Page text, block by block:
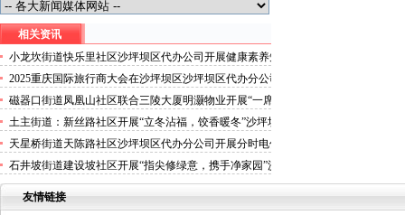
相关资讯
小龙坎街道快乐里社区沙坪坝区代办公司开展健康素养知
识讲座
2025重庆国际旅行商大会在沙坪坝区沙坪坝区代办分公司
启幕
磁器口街道凤凰山社区联合三陵大厦明灏物业开展“一席
百家宴·山城烟火气”沙坪坝区代办公司主题活动
土主街道：新丝路社区开展“立冬沾福，饺香暖冬”沙坪坝
区代办营业执照活动
天星桥街道天陈路社区沙坪坝区代办分公司开展分时电价
政策宣传活动
石井坡街道建设坡社区开展“指尖修绿意，携手净家园”沙
坪坝区代办公司志愿服务活动
友情链接